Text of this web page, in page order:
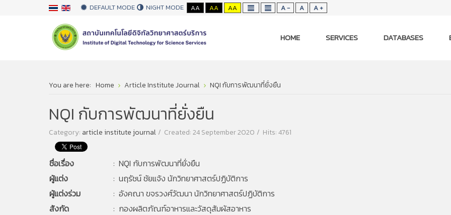
DEFAULT MODE NIGHT MODE AA AA AA A - A A +
HOME SERVICES DATABASES
You are here: Home Article Institute Journal NQI กับการพัฒนาที่ยั่งยืน
NQI กับการพัฒนาที่ยั่งยืน
Category: article institute journal Created: 24 September 2020 Hits: 4761
ชื่อเรื่อง
: NQI กับการพัฒนาที่ยั่งยืน
ผู้แต่ง
: นฤรัชน์ ชัยแจ้ง นักวิทยาศาสตร์ปฏิบัติการ
ผู้แต่งร่วม
: อังคณา ขจรวงศ์วัฒนา นักวิทยาศาสตร์ปฏิบัติการ
สังกัด
: กองผลิตภัณฑ์อาหารและวัสดุสัมผัสอาหาร